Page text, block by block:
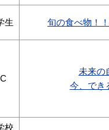
生 旬の食べ物！
未来の
今、でき
校